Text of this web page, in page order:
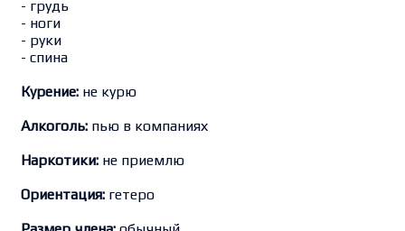
- грудь
- ноги
- руки
- спина
Курение: не курю
Алкоголь: пью в компаниях
Наркотики: не приемлю
Ориентация: гетеро